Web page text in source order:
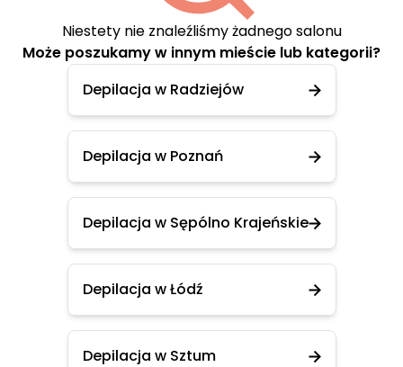
Niestety nie znaleźliśmy żadnego salonu
Może poszukamy w innym mieście lub kategorii?
Depilacja w Radziejów
Depilacja w Poznań
Depilacja w Sępólno Krajeńskie
Depilacja w Łódź
Depilacja w Sztum